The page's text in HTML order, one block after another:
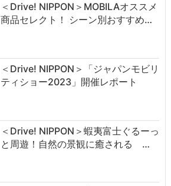
＜Drive! NIPPON＞MOBILAオススメ
商品セレクト！ シーン別おすすめ…
＜Drive! NIPPON＞「ジャパンモビリ
ティショー2023」開催レポート
＜Drive! NIPPON＞蝦夷富士ぐるーっ
と周遊！自然の景観に癒される …